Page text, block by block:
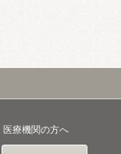
医療機関の方へ